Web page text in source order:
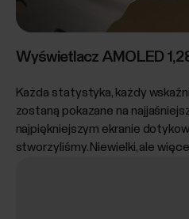
Wyświetlacz AMOLED
Każda statystyka, każdy
zostaną pokazane na
najpiękniejszym ekranie
stworzyliśmy. Niewielki, ale